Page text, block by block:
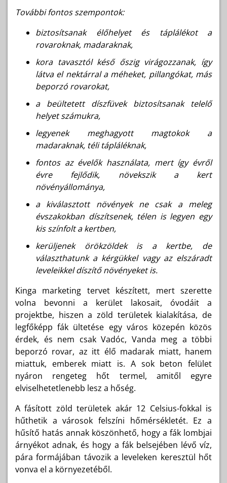
További fontos szempontok:
biztosítsanak élőhelyet és táplálékot a
rovaroknak, madaraknak,
kora tavasztól késő őszig virágozzanak, így
látva el nektárral a méheket, pillangókat, más
beporzó rovarokat,
a beültetett díszfüvek biztosítsanak telelő
helyet számukra,
legyenek meghagyott magtokok a
madaraknak, téli tápláléknak,
fontos az évelők használata, mert így évről
évre fejlődik, növekszik a kert
növényállománya,
a kiválasztott növények ne csak a meleg
évszakokban díszítsenek, télen is legyen egy
kis színfolt a kertben,
kerüljenek örökzöldek is a kertbe, de
választhatunk a kérgükkel vagy az elszáradt
leveleikkel díszítő növényeket is.
Kinga marketing tervet készített, mert szerette
volna bevonni a kerület lakosait, óvodáit a
projektbe, hiszen a zöld területek kialakítása, de
legfőképp fák ültetése egy város közepén közös
érdek, és nem csak Vadóc, Vanda meg a többi
beporzó rovar, az itt élő madarak miatt, hanem
miattuk, emberek miatt is. A sok beton felület
nyáron rengeteg hőt termel, amitől egyre
elviselhetetlenebb lesz a hőség.
A fásított zöld területek akár 12 Celsius-fokkal is
hűthetik a városok felszíni hőmérsékletét. Ez a
hűsítő hatás annak köszönhető, hogy a fák lombjai
árnyékot adnak, és hogy a fák belsejében lévő víz,
pára formájában távozik a leveleken keresztül hőt
vonva el a környezetéből.